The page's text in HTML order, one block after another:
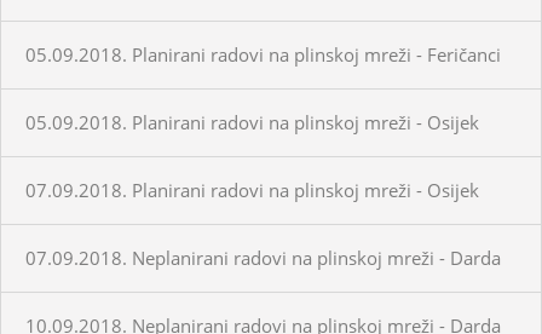
05.09.2018. Planirani radovi na plinskoj mreži - Feričanci
05.09.2018. Planirani radovi na plinskoj mreži - Osijek
07.09.2018. Planirani radovi na plinskoj mreži - Osijek
07.09.2018. Neplanirani radovi na plinskoj mreži - Darda
10.09.2018. Neplanirani radovi na plinskoj mreži - Darda